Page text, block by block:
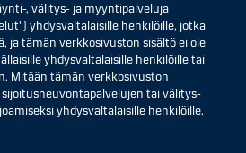
, välitys- ja myyntipalveluja
yhdysvaltalaisille henkilöille, jotka
ja tämän verkkosivuston sisältö ei ole
yhdysvaltalaisille henkilöille tai
Mitään tämän verkkosivuston
sijoitusneuvontapalvelujen tai välitys-
yhdysvaltalaisille henkilöille.